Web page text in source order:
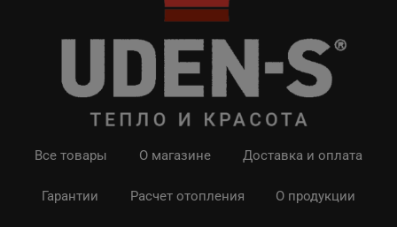
Все товары О магазине Доставка и оплата
Гарантии Расчет отопления О продукции